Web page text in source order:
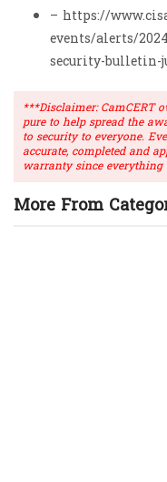
– https://
events/alerts/
security-bulletin-
***Disclaimer: CamCERT
pure to help spread the
to security to everyone.
accurate, completed and
warranty since
More From